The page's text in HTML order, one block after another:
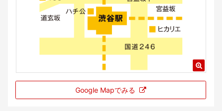
Google Mapでみる